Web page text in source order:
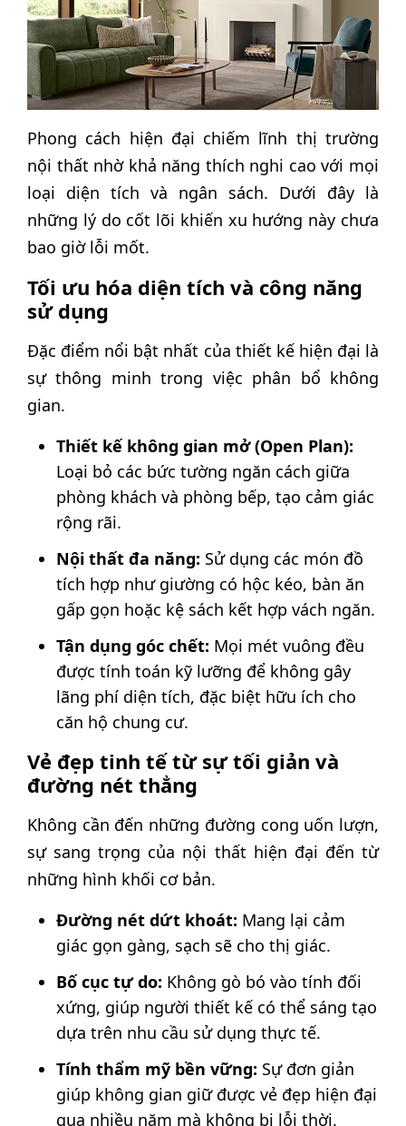
Phong cách hiện đại chiếm lĩnh thị trường
nội thất nhờ khả năng thích nghi cao với mọi
loại diện tích và ngân sách. Dưới đây là
những lý do cốt lõi khiến xu hướng này chưa
bao giờ lỗi mốt.
Tối ưu hóa diện tích và công năng
sử dụng
Đặc điểm nổi bật nhất của thiết kế hiện đại là
sự thông minh trong việc phân bổ không
gian.
Thiết kế không gian mở (Open Plan):
Loại bỏ các bức tường ngăn cách giữa
phòng khách và phòng bếp, tạo cảm giác
rộng rãi.
Nội thất đa năng: Sử dụng các món đồ
tích hợp như giường có hộc kéo, bàn ăn
gấp gọn hoặc kệ sách kết hợp vách ngăn.
Tận dụng góc chết: Mọi mét vuông đều
được tính toán kỹ lưỡng để không gây
lãng phí diện tích, đặc biệt hữu ích cho
căn hộ chung cư.
Vẻ đẹp tinh tế từ sự tối giản và
đường nét thẳng
Không cần đến những đường cong uốn lượn,
sự sang trọng của nội thất hiện đại đến từ
những hình khối cơ bản.
Đường nét dứt khoát: Mang lại cảm
giác gọn gàng, sạch sẽ cho thị giác.
Bố cục tự do: Không gò bó vào tính đối
xứng, giúp người thiết kế có thể sáng tạo
dựa trên nhu cầu sử dụng thực tế.
Tính thẩm mỹ bền vững: Sự đơn giản
giúp không gian giữ được vẻ đẹp hiện đại
qua nhiều năm mà không bị lỗi thời.